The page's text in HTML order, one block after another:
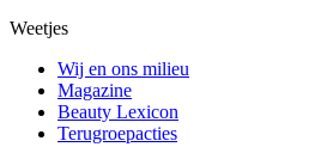
Weetjes
Wij en ons milieu
Magazine
Beauty Lexicon
Terugroepacties